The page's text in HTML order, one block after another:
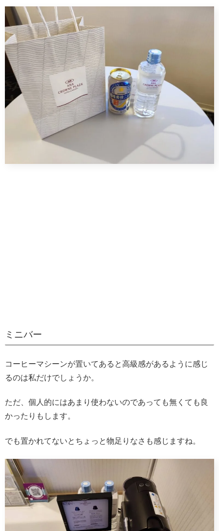
ミニバー
コーヒーマシーンが置いてあると高級感があるように感じ
るのは私だけでしょうか。
ただ、個人的にはあまり使わないのであっても無くても良
かったりもします。
でも置かれてないとちょっと物足りなさも感じますね。